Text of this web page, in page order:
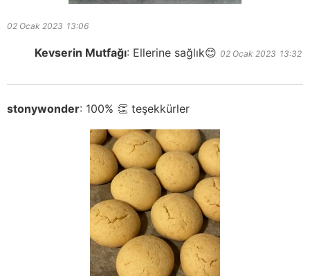
02 Ocak 2023 13:06
Kevserin Mutfağı: Ellerine sağlık😊 02 Ocak 2023 13:32
stonywonder: 100% 👏 teşekkürler